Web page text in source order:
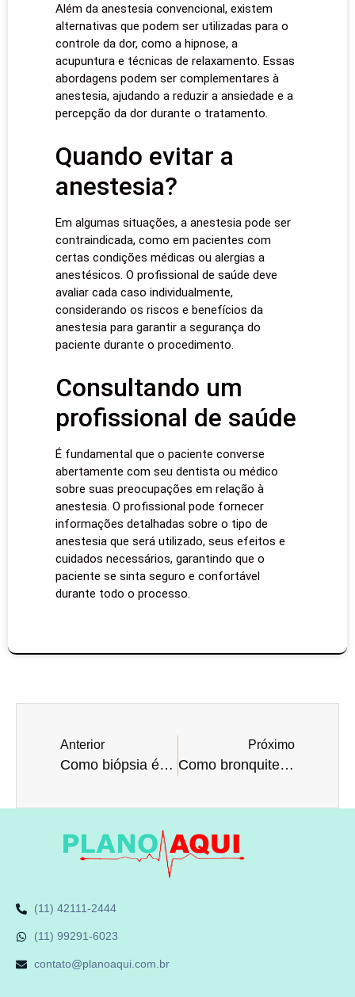
Além da anestesia convencional, existem
alternativas que podem ser utilizadas para o
controle da dor, como a hipnose, a
acupuntura e técnicas de relaxamento. Essas
abordagens podem ser complementares à
anestesia, ajudando a reduzir a ansiedade e a
percepção da dor durante o tratamento.
Quando evitar a
anestesia?
Em algumas situações, a anestesia pode ser
contraindicada, como em pacientes com
certas condições médicas ou alergias a
anestésicos. O profissional de saúde deve
avaliar cada caso individualmente,
considerando os riscos e benefícios da
anestesia para garantir a segurança do
paciente durante o procedimento.
Consultando um
profissional de saúde
É fundamental que o paciente converse
abertamente com seu dentista ou médico
sobre suas preocupações em relação à
anestesia. O profissional pode fornecer
informações detalhadas sobre o tipo de
anestesia que será utilizado, seus efeitos e
cuidados necessários, garantindo que o
paciente se sinta seguro e confortável
durante todo o processo.
Anterior
Como biópsia é realizada?
Próximo
Como bronquite é tratada?
(11) 42111-2444
(11) 99291-6023
contato@planoaqui.com.br